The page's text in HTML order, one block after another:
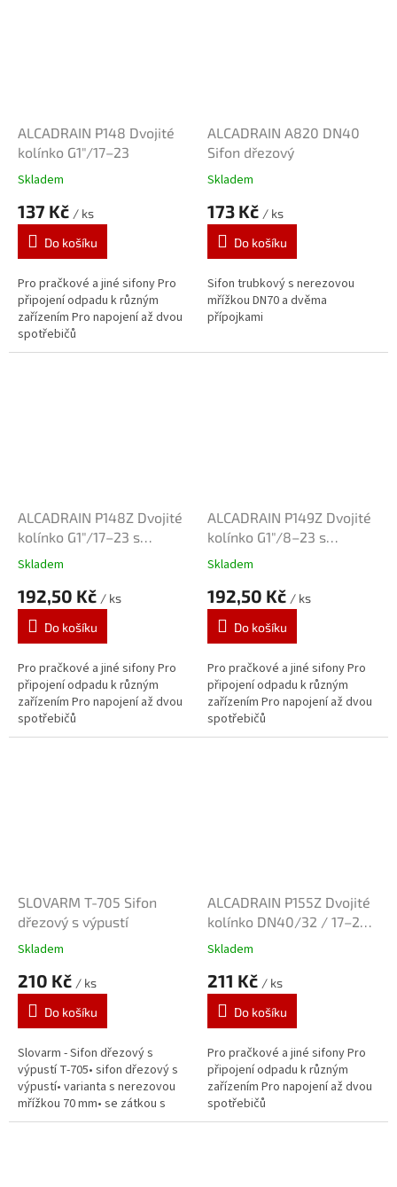
ALCADRAIN P148 Dvojité
kolínko G1"/17–23
Skladem
137 Kč / ks
Do košíku
Pro pračkové a jiné sifony Pro
připojení odpadu k různým
zařízením Pro napojení až dvou
spotřebičů
ALCADRAIN A820 DN40
Sifon dřezový
Skladem
173 Kč / ks
Do košíku
Sifon trubkový s nerezovou
mřížkou DN70 a dvěma
přípojkami
ALCADRAIN P148Z Dvojité
kolínko G1"/17–23 s
klapkami
Skladem
192,50 Kč / ks
Do košíku
Pro pračkové a jiné sifony Pro
připojení odpadu k různým
zařízením Pro napojení až dvou
spotřebičů
ALCADRAIN P149Z Dvojité
kolínko G1"/8–23 s
klapkami
Skladem
192,50 Kč / ks
Do košíku
Pro pračkové a jiné sifony Pro
připojení odpadu k různým
zařízením Pro napojení až dvou
spotřebičů
SLOVARM T-705 Sifon
dřezový s výpustí
Skladem
210 Kč / ks
Do košíku
Slovarm - Sifon dřezový s
výpustí T-705• sifon dřezový s
výpustí• varianta s nerezovou
mřížkou 70 mm• se zátkou s
očkem• odpad 40/50 mm (bez
ALCADRAIN P155Z Dvojité
kolínko DN40/32 / 17–23
se zpětnými klapkami
Skladem
211 Kč / ks
Do košíku
Pro pračkové a jiné sifony Pro
připojení odpadu k různým
zařízením Pro napojení až dvou
spotřebičů